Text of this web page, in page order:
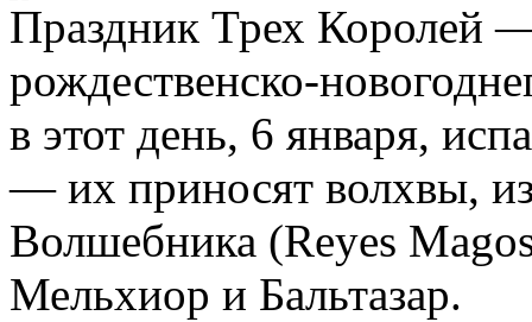
Праздник Трех Королей
рождественско-
в этот день, 6 января,
— их приносят волхвы,
Волшебника (Reyes
Мельхиор и Бальтазар.